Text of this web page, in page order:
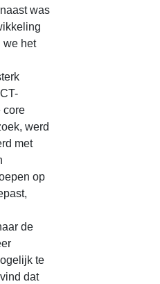
was
we het
core
werd
met
op
de
te
dat